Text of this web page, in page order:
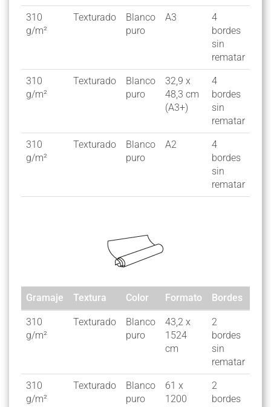
310
g/m²
Texturado
Blanco
puro
A3
4
bordes
sin
rematar
310
g/m²
Texturado
Blanco
puro
32,9 x
48,3 cm
(A3+)
4
bordes
sin
rematar
310
g/m²
Texturado
Blanco
puro
A2
4
bordes
sin
rematar
Gramaje Textura Color Formato Bordes
Gramaje
Textura Color Formato Bordes
310
g/m²
Texturado
Blanco
puro
43,2 x
1524
cm
2
bordes
sin
rematar
310
g/m²
Texturado
Blanco
puro
61 x
1200
2
bordes